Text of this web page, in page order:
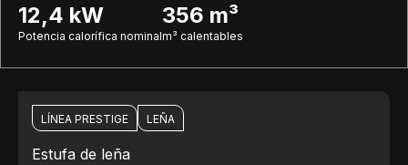
12,4 kW
Potencia calorífica nominal
356 m³
m³ calentables
LÍNEA PRESTIGE LEÑA
Estufa de leña